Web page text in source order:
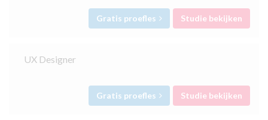
Gratis proefles Studie bekijken
UX Designer
Gratis proefles Studie bekijken